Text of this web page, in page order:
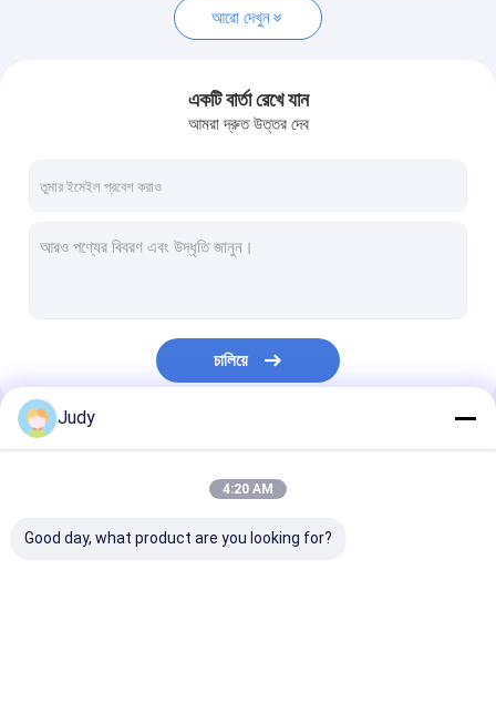
তাপ স্থানান্তর পোশাক লেবেল
কাস্টম পোশাক প্যাচ
গার্মেন্টস প্যাচ
আরো দেখুন
একটি বার্তা রেখে যান
আমরা দ্রুত উত্তর দেব
চালিয়ে
আমাদের বিভাগসমূহ
Judy
4:20 AM
Good day, what product are you looking for?